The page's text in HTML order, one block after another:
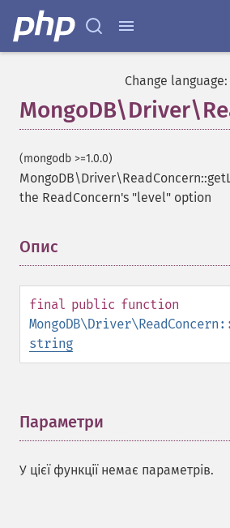
Change language:
(mongodb >=1.0.0)
the ReadConcern's "level" option
Опис
final public function
string
Параметри
У цієї функції немає параметрів.